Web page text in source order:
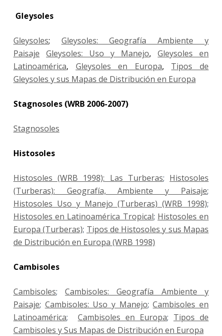
Gleysoles
Gleysoles; Gleysoles: Geografía Ambiente y
Paisaje
Gleysoles: Uso y Manejo,Gleysoles en
Latinoamérica, Gleysoles en Europa, Tipos de
Gleysoles y sus Mapas de Distribución en Europa
Stagnosoles (WRB 2006-2007)
Stagnosoles
Histosoles
Histosoles (WRB 1998): Las Turberas; Histosoles
(Turberas): Geografía, Ambiente y Paisaje;
Histosoles Uso y Manejo (Turberas) (WRB 1998);
Histosoles en Latinoamérica Tropical; Histosoles en
Europa (Turberas); Tipos de Histosoles y sus Mapas
de Distribución en Europa (WRB 1998)
Cambisoles
Cambisoles;Cambisoles: Geografía Ambiente y
Paisaje; Cambisoles: Uso y Manejo;Cambisoles en
Latinoamérica; Cambisoles en Europa; Tipos de
Cambisoles y Sus Mapas de Distribución en Europa